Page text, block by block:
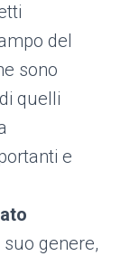
del
sono
quelli
e
genere,